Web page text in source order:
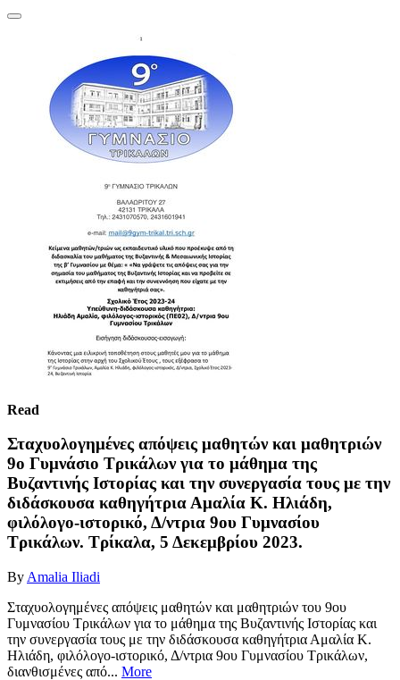
Read
Σταχυολογημένες απόψεις μαθητών και μαθητριών
9ο Γυμνάσιο Τρικάλων για το μάθημα της
Βυζαντινής Ιστορίας και την συνεργασία τους με την
διδάσκουσα καθηγήτρια Αμαλία Κ. Ηλιάδη,
φιλόλογο-ιστορικό, Δ/ντρια 9ου Γυμνασίου
Τρικάλων. Τρίκαλα, 5 Δεκεμβρίου 2023.
By Amalia Iliadi
Σταχυολογημένες απόψεις μαθητών και μαθητριών του 9ου
Γυμνασίου Τρικάλων για το μάθημα της Βυζαντινής Ιστορίας και
την συνεργασία τους με την διδάσκουσα καθηγήτρια Αμαλία Κ.
Ηλιάδη, φιλόλογο-ιστορικό, Δ/ντρια 9ου Γυμνασίου Τρικάλων,
διανθισμένες από... More